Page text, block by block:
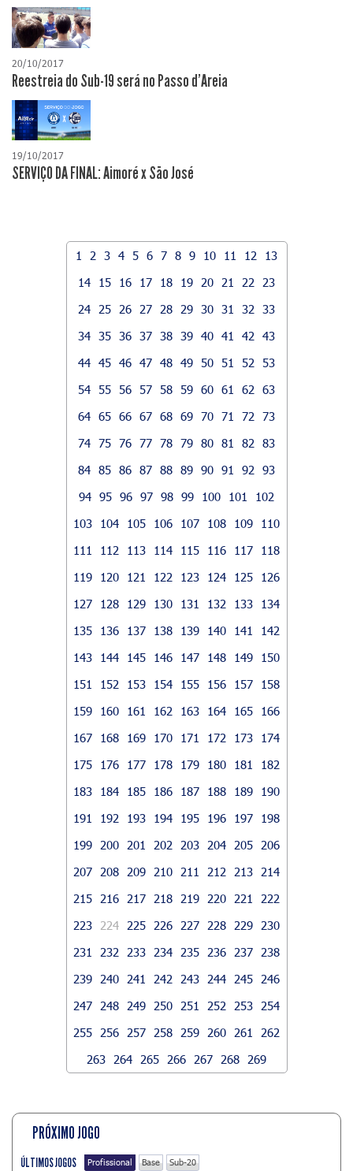
20/10/2017
Reestreia do Sub-19 será no Passo d'Areia
19/10/2017
SERVIÇO DA FINAL: Aimoré x São José
1 2 3 4 5 6 7 8 9 10 11 12
13
14
15 16 17 18 19 20 21 22
23
24
25 26 27 28 29 30 31 32
33
34 35 36 37 38 39 40 41 42
43
44 45 46 47 48 49 50 51 52
53
54 55 56 57 58 59 60 61 62
63
64 65 66 67 68 69 70 71 72
73
74 75 76 77 78 79 80 81 82
83
84 85 86 87 88 89 90 91 92
93
94 95 96 97 98 99 100 101
102
103
104 105 106 107 108 109
110
111
112 113 114 115 116 117
118
119
120 121 122 123 124 125
126
127
128 129 130 131 132 133
134
135
136 137 138 139 140 141
142
143
144 145 146 147 148 149
150
151
152 153 154 155 156 157
158
159
160 161 162 163 164 165
166
167
168 169 170 171 172 173
174
175
176 177 178 179 180 181
182
183
184 185 186 187 188 189
190
191
192 193 194 195 196 197
198
199
200 201 202 203 204 205
206
207
208 209 210 211 212 213
214
215
216 217 218 219 220 221
222
223
224 225 226 227 228 229
230
231
232 233 234 235 236 237
238
239
240 241 242 243 244 245
246
247
248 249 250 251 252 253
254
255
256 257 258 259 260 261
262
263
264 265 266 267 268 269
PRÓXIMO JOGO
ÚLTIMOS JOGOS Profissional Base Sub-20